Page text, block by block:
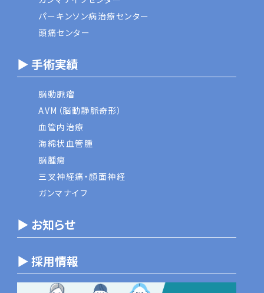
パーキンソン病治療センター
頭痛センター
▶ 手術実績
脳動脈瘤
AVM（脳動静脈奇形）
血管内治療
海綿状血管腫
脳腫瘍
三叉神経痛・顔面神経
ガンマナイフ
▶ お知らせ
▶ 採用情報